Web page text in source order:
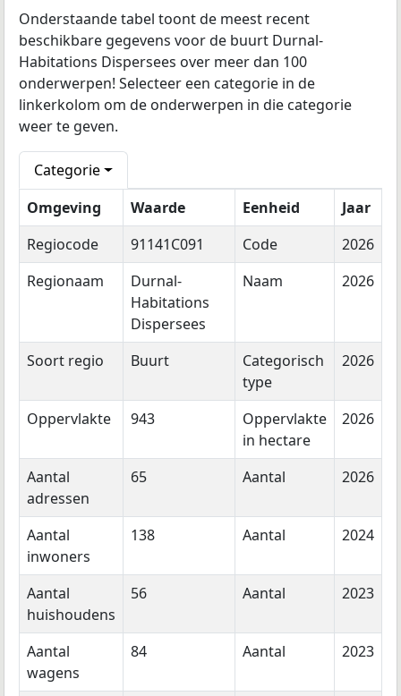
Onderstaande tabel toont de meest recent
beschikbare gegevens voor de buurt Durnal-
Habitations Dispersees over meer dan 100
onderwerpen! Selecteer een categorie in de
linkerkolom om de onderwerpen in die categorie
weer te geven.
Categorie
Omgeving
Waarde Eenheid
Jaar
Regiocode
91141C091 Code
2026
Regionaam
Durnal-
Habitations
Dispersees
Naam 2026
Soort regio Buurt
Categorisch
type
2026
Oppervlakte 943
Oppervlakte
in hectare
2026
Aantal
adressen
65 Aantal 2026
Aantal
inwoners
138 Aantal 2024
Aantal
huishoudens
56 Aantal 2023
Aantal
wagens
84 Aantal 2023